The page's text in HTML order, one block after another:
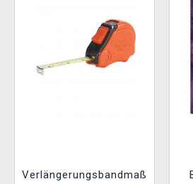
Verlängerungsbandmaß